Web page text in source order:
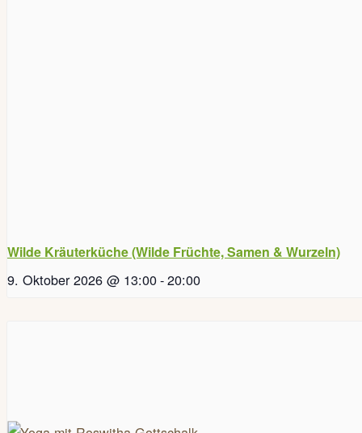
Wilde Kräuterküche (Wilde Früchte, Samen & Wurzeln)
9. Oktober 2026 @ 13:00-20:00